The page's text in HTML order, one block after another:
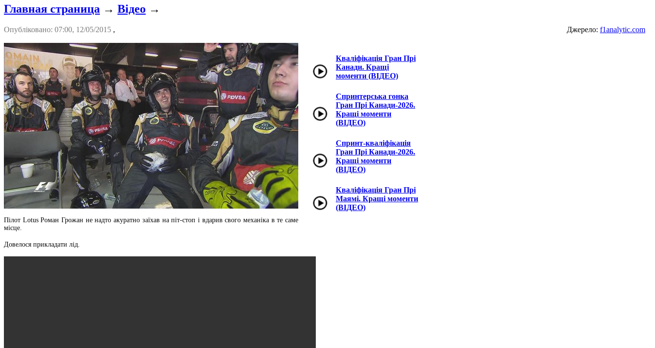
Главная страница → Відео →
Опубліковано: 07:00, 12/05/2015 , Джерело: f1analytic.com
Пілот Lotus Роман Грожан не надто акуратно заїхав на піт-стоп і вдарив свого механіка в те саме
місце.
Кваліфікація Гран Прі
Канади. Кращі
моменти (ВІДЕО)
Спринтерська гонка
Гран Прі Канади-2026.
Кращі моменти
(ВІДЕО)
Спринт-кваліфікація
Гран Прі Канади-2026.
Кращі моменти
(ВІДЕО)
Кваліфікація Гран Прі
Маямі. Кращі моменти
(ВІДЕО)
Довелося прикладати лід.